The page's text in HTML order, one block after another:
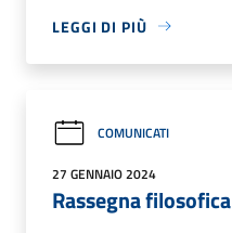
LEGGI DI PIÙ
COMUNICATI
27 GENNAIO 2024
Rassegna filosofica